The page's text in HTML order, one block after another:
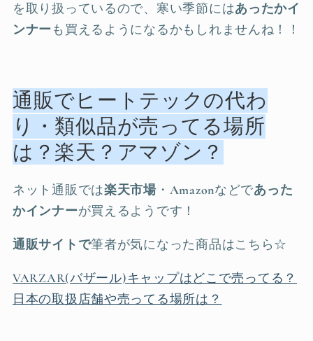
を取り扱っているので、寒い季節にはあったかイ
ンナーも買えるようになるかもしれませんね！！
通販でヒートテックの代わ
り・類似品が売ってる場所
は？楽天？アマゾン？
ネット通販では楽天市場・ Amazonなどであった
かインナーが買えるようです！
通販サイトで筆者が気になった商品はこちら☆
VARZAR(バザール)キャップはどこで売ってる？
日本の取扱店舗や売ってる場所は？